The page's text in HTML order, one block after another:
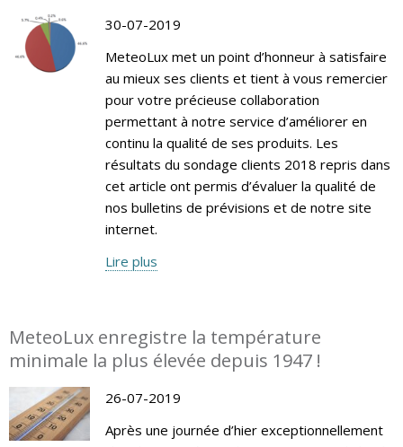
30-07-2019
MeteoLux met un point d’honneur à satisfaire
au mieux ses clients et tient à vous remercier
pour votre précieuse collaboration
permettant à notre service d’améliorer en
continu la qualité de ses produits. Les
résultats du sondage clients 2018 repris dans
cet article ont permis d’évaluer la qualité de
nos bulletins de prévisions et de notre site
internet.
Lire plus
MeteoLux enregistre la température
minimale la plus élevée depuis 1947 !
26-07-2019
Après une journée d’hier exceptionnellement